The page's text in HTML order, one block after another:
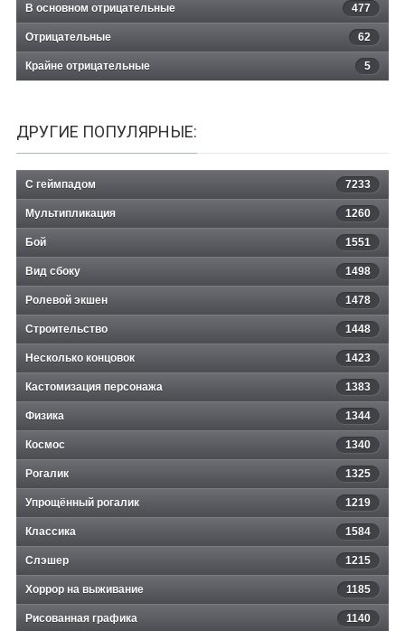
В основном отрицательные 477
Отрицательные 62
Крайне отрицательные 5
ДРУГИЕ ПОПУЛЯРНЫЕ:
С геймпадом 7233
Мультипликация 1260
Бой 1551
Вид сбоку 1498
Ролевой экшен 1478
Строительство 1448
Несколько концовок 1423
Кастомизация персонажа 1383
Физика 1344
Космос 1340
Рогалик 1325
Упрощённый рогалик 1219
Классика 1584
Слэшер 1215
Хоррор на выживание 1185
Рисованная графика 1140